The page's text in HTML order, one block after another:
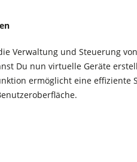
Verwaltung und Steuerung
Du nun virtuelle Geräte
ermöglicht eine effiziente